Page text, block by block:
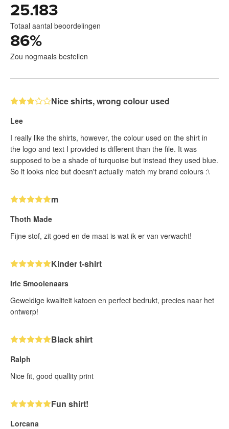
25.183
Totaal aantal beoordelingen
86%
Zou nogmaals bestellen
Nice shirts, wrong colour used
Lee
I really like the shirts, however, the colour used on the shirt in
the logo and text I provided is different than the file. It was
supposed to be a shade of turquoise but instead they used blue.
So it looks nice but doesn't actually match my brand colours :\
m
Thoth Made
Fijne stof, zit goed en de maat is wat ik er van verwacht!
Kinder t-shirt
Iric Smoolenaars
Geweldige kwaliteit katoen en perfect bedrukt, precies naar het
ontwerp!
Black shirt
Ralph
Nice fit, good quallity print
Fun shirt!
Lorcana